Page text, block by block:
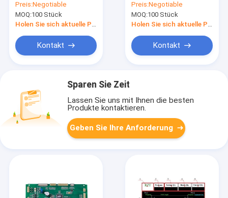
quadrieren der 4
Achsen-
Schrittmotor-Prüfer
Preis:Negotiable
MOQ:100 Stück
Holen Sie sich aktuelle Preis
Kontakt
hohen
Geschwindigkeit für
beide Enden, die
quetschverbinden
Preis:Negotiable
MOQ:100 Stück
Holen Sie sich aktuelle Preis
Kontakt
Sparen Sie Zeit
Lassen Sie uns mit Ihnen die besten
Produkte kontaktieren.
Geben Sie Ihre Anforderung